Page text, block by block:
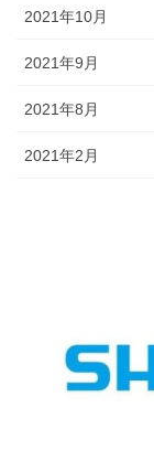
2021年10月
2021年9月
2021年8月
2021年2月